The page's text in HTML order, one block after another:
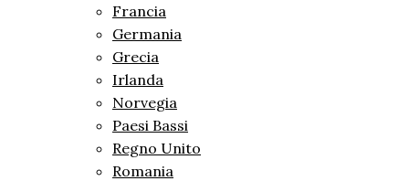
Francia
Germania
Grecia
Irlanda
Norvegia
Paesi Bassi
Regno Unito
Romania